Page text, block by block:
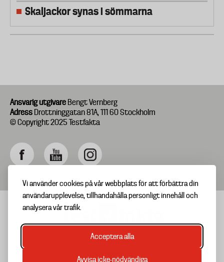
Vi använder cookies på vår webbplats för att förbättra din
användarupplevelse, tillhandahålla personligt innehåll och
analysera vår trafik.
Acceptera alla
Avvisa icke-nödvändiga
Skaljackor synas i sömmarna
Ansvarig utgivare Bengt Vernberg
Adress Drottninggatan 81A, 111 60 Stockholm
© Copyright 2025 Testfakta
Footer
TIPSA OSS
OM TESTFAKTA